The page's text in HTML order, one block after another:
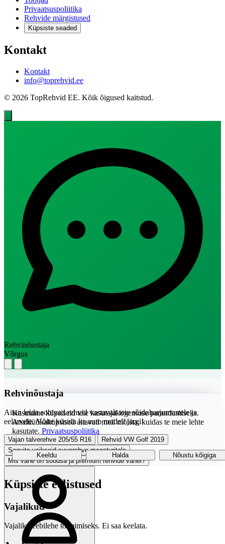
Privaatsuspoliitika
Rehvide märgistused
Küpsiste seaded
Kontakt
Kontakt
info@toprehvid.ee
© 2026 TopRehvid EE. Kõik õigused kaitstud.
Rehvinõustaja
Võrgus
Rehvinõustaja
Aitan leida sobivad rehvid vastavalt teie sõiduharjumustele ja
eelarvele. Võite küsida ka auto mudeli järgi!
Vajan talverehve 205/55 R16
Rehvid VW Golf 2019
Soovita vaikseid suverehve maasturitele
Mis vahe on soodsa ja premium rehvide vahel?
Kasutame küpsiseid teie kasutajakogemuse parandamiseks.
Analüütikaküpsised aitavad meil mõista, kuidas te meie lehte
kasutate. Privaatsuspoliitika
Keeldu Halda Nõustu kõigiga
Küpsiste eelistused
Vajalikud
Vajalik veebilehe toimimiseks. Ei saa keelata.